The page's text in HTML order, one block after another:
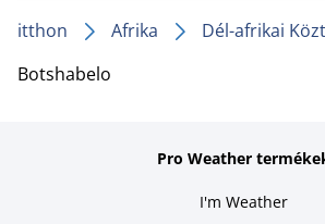
itthon Afrika
Dél-afrikai
Botshabelo
Pro Weather
I'm Weather